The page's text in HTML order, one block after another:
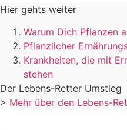
Hier gehts weiter
Warum Dich Pflanzen
Pflanzlicher
Krankheiten, die mit
stehen
Der Lebens-Retter Umstieg
> Mehr über den Lebens-